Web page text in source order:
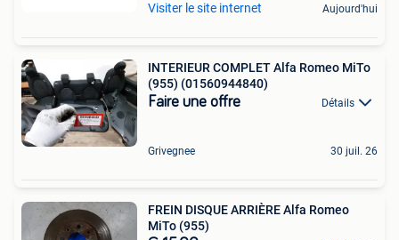
Visiter le site internet Aujourd'hui
INTERIEUR COMPLET Alfa Romeo MiTo
(955) (01560944840)
Faire une offre Détails
Grivegnee 30 juil. 26
FREIN DISQUE ARRIÈRE Alfa Romeo
MiTo (955)